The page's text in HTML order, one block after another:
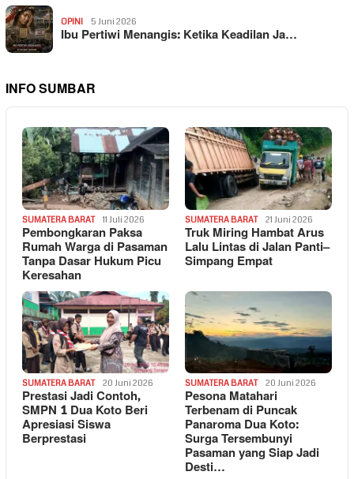
OPINI 5 Juni 2026
Ibu Pertiwi Menangis: Ketika Keadilan Ja…
INFO SUMBAR
SUMATERA BARAT 11 Juli 2026
Pembongkaran Paksa
Rumah Warga di Pasaman
Tanpa Dasar Hukum Picu
Keresahan
SUMATERA BARAT 21 Juni 2026
Truk Miring Hambat Arus
Lalu Lintas di Jalan Panti–
Simpang Empat
SUMATERA BARAT 20 Juni 2026
Prestasi Jadi Contoh,
SMPN 1 Dua Koto Beri
Apresiasi Siswa
Berprestasi
SUMATERA BARAT 20 Juni 2026
Pesona Matahari
Terbenam di Puncak
Panaroma Dua Koto:
Surga Tersembunyi
Pasaman yang Siap Jadi
Desti…